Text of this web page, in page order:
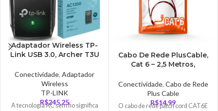
Adaptador Wireless TP-
Link USB 3.0, Archer T3U
Conectividade, Adaptador
Wireless
TP-LINK
R$245,25
A tecnologia AC sem fio significa
Cabo De Rede PlusCable,
Cat 6 – 2,5 Metros,
ETH6U25RD
Conectividade, Cabo de Rede
Plus Cable
R$14,99
O cabo de rede patch cord CAT6E